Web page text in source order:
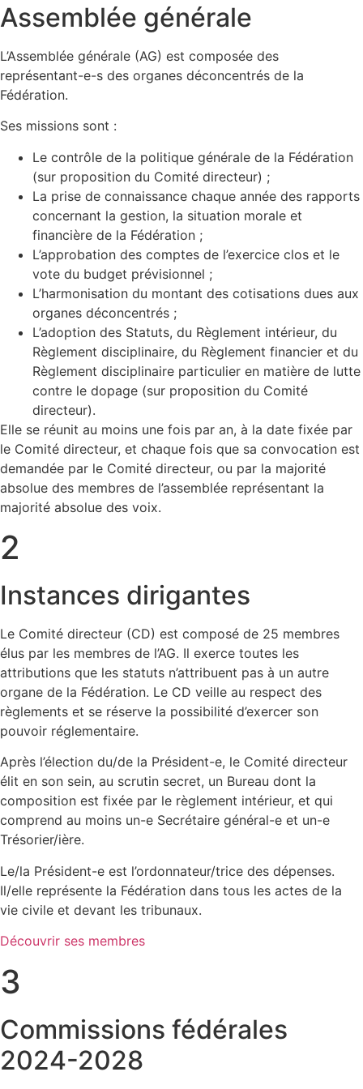
Assemblée générale
L’Assemblée générale (AG) est composée des
représentant-e-s des organes déconcentrés de la
Fédération.
Ses missions sont :
Le contrôle de la politique générale de la Fédération
(sur proposition du Comité directeur) ;
La prise de connaissance chaque année des rapports
concernant la gestion, la situation morale et
financière de la Fédération ;
L’approbation des comptes de l’exercice clos et le
vote du budget prévisionnel ;
L’harmonisation du montant des cotisations dues aux
organes déconcentrés ;
L’adoption des Statuts, du Règlement intérieur, du
Règlement disciplinaire, du Règlement financier et du
Règlement disciplinaire particulier en matière de lutte
contre le dopage (sur proposition du Comité
directeur).
Elle se réunit au moins une fois par an, à la date fixée par
le Comité directeur, et chaque fois que sa convocation est
demandée par le Comité directeur, ou par la majorité
absolue des membres de l’assemblée représentant la
majorité absolue des voix.
2
Instances dirigantes
Le Comité directeur (CD) est composé de 25 membres
élus par les membres de l’AG. Il exerce toutes les
attributions que les statuts n’attribuent pas à un autre
organe de la Fédération. Le CD veille au respect des
règlements et se réserve la possibilité d’exercer son
pouvoir réglementaire.
Après l’élection du/de la Président-e, le Comité directeur
élit en son sein, au scrutin secret, un Bureau dont la
composition est fixée par le règlement intérieur, et qui
comprend au moins un-e Secrétaire général-e et un-e
Trésorier/ière.
Le/la Président-e est l’ordonnateur/trice des dépenses.
Il/elle représente la Fédération dans tous les actes de la
vie civile et devant les tribunaux.
Découvrir ses membres
3
Commissions fédérales
2024-2028